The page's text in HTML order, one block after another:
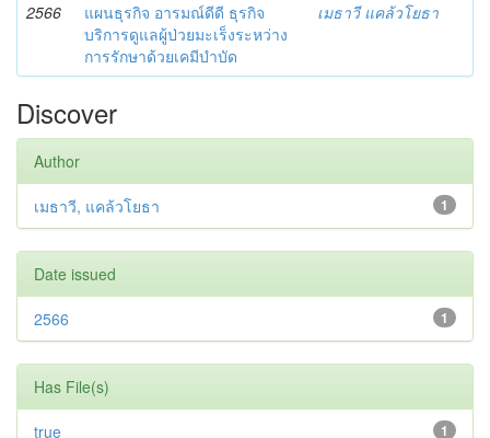
2566
แผนธุรกิจ อารมณ์ดีดี ธุรกิจ
บริการดูแลผู้ป่วยมะเร็งระหว่าง
การรักษาด้วยเคมีบำบัด
เมธาวี แคล้วโยธา
Discover
Author
1
เมธาวี, แคล้วโยธา
Date issued
1
2566
Has File(s)
1
true